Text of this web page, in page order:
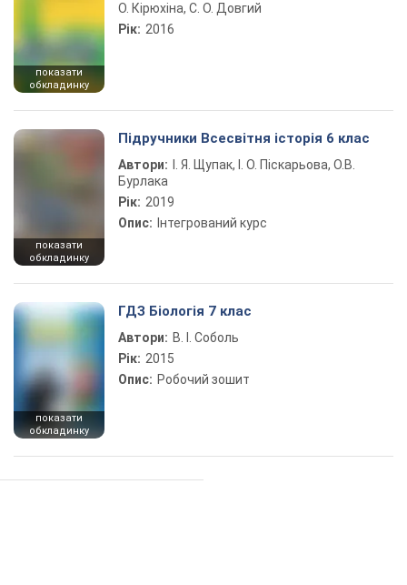
показати
обкладинку
О. Кірюхіна, С. О. Довгий
Рік: 2016
показати
обкладинку
Підручники Всесвітня історія 6 клас
Автори:
І. Я. Щупак, І. О. Піскарьова, О.В.
Бурлака
Рік: 2019
Опис: Інтегрований курс
показати
обкладинку
ГДЗ Біологія 7 клас
Автори: В. І. Соболь
Рік: 2015
Опис: Робочий зошит